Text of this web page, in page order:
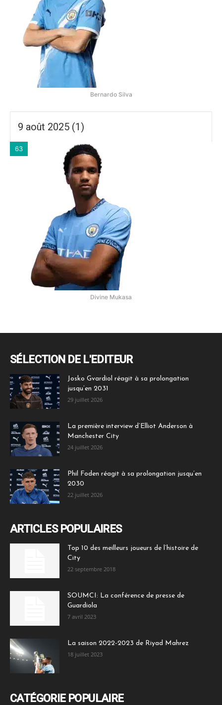
Bernardo Silva
9 août 2025 (1)
63
Divine Mukasa
SÉLECTION DE L'EDITEUR
Josko Gvardiol réagit à sa prolongation
jusqu’en 2031
29 juillet 2026
La première interview d’Elliot Anderson à
Manchester City
24 juillet 2026
Phil Foden réagit à sa prolongation jusqu’en
2030
22 juillet 2026
ARTICLES POPULAIRES
Top 10 des meilleurs joueurs de l’histoire de
City
22 septembre 2018
SOUMCI: La conférence de presse de
Guardiola
7 avril 2023
La saison 2022-2023 de Riyad Mahrez
18 juillet 2023
CATÉGORIE POPULAIRE